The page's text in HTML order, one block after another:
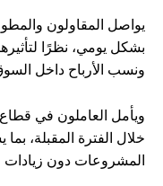
يواصل المقاولون
بشكل يومي، نظرًا
ونسب الأرباح داخل
ويأمل العاملون في قطاع
خلال الفترة المقبلة،
المشروعات دون زيادات